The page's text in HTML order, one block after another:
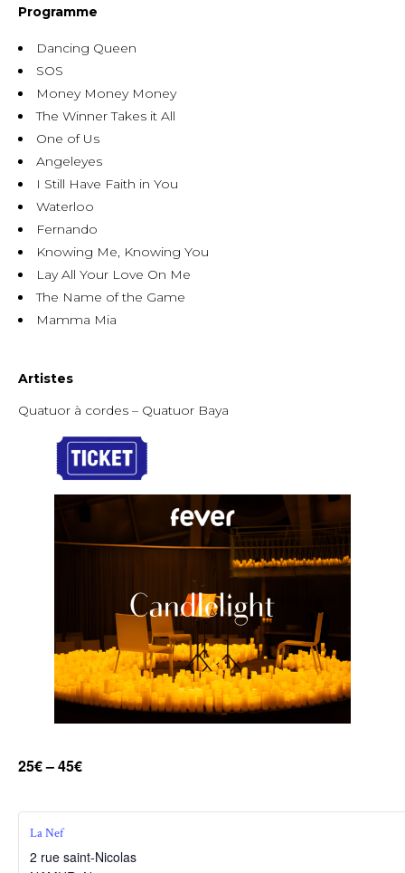
Programme
Dancing Queen
SOS
Money Money Money
The Winner Takes it All
One of Us
Angeleyes
I Still Have Faith in You
Waterloo
Fernando
Knowing Me, Knowing You
Lay All Your Love On Me
The Name of the Game
Mamma Mia
Artistes
Quatuor à cordes – Quatuor Baya
25€ – 45€
La Nef
2 rue saint-Nicolas